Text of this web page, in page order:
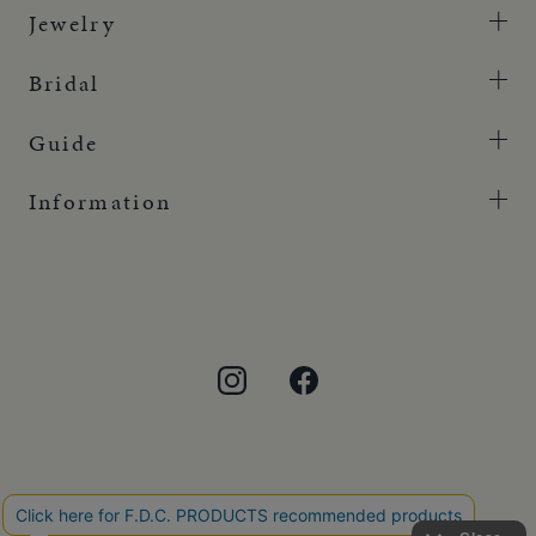
Jewelry
Bridal
Guide
Information